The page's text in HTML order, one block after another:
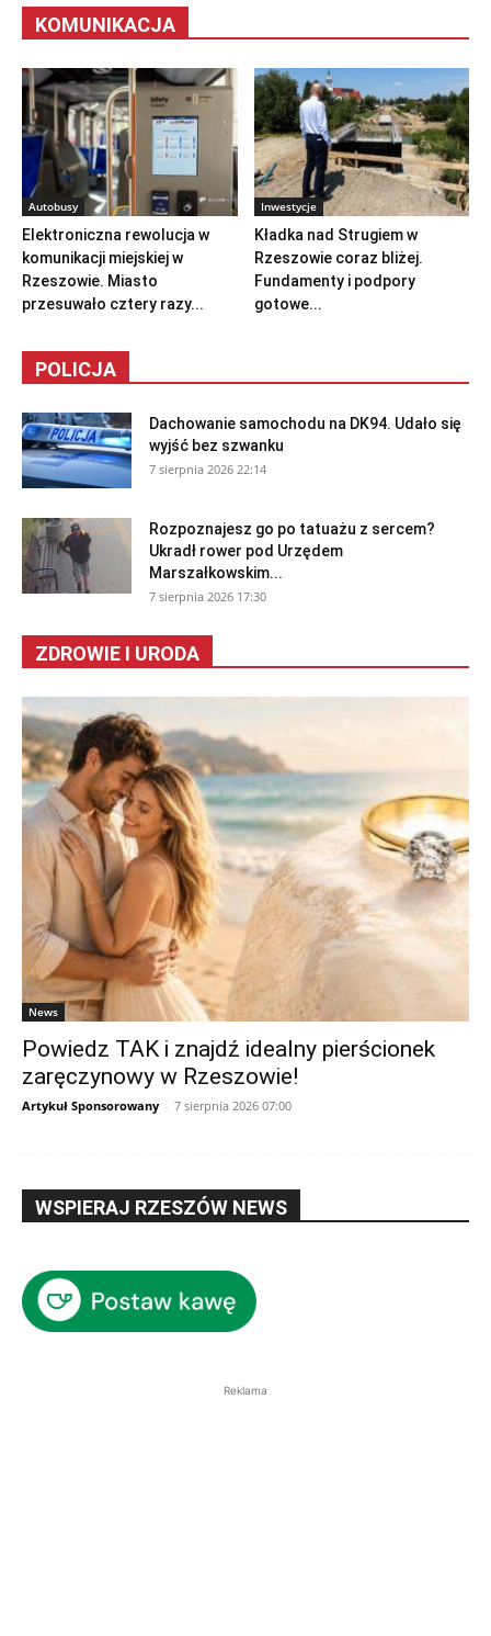
KOMUNIKACJA
Autobusy
Elektroniczna rewolucja w
komunikacji miejskiej w
Rzeszowie. Miasto
przesuwało cztery razy...
Inwestycje
Kładka nad Strugiem w
Rzeszowie coraz bliżej.
Fundamenty i podpory
gotowe...
POLICJA
Dachowanie samochodu na DK94. Udało się
wyjść bez szwanku
7 sierpnia 2026 22:14
Rozpoznajesz go po tatuażu z sercem?
Ukradł rower pod Urzędem
Marszałkowskim...
7 sierpnia 2026 17:30
ZDROWIE I URODA
News
Powiedz TAK i znajdź idealny pierścionek
zaręczynowy w Rzeszowie!
Artykuł Sponsorowany - 7 sierpnia 2026 07:00
WSPIERAJ RZESZÓW NEWS
Reklama